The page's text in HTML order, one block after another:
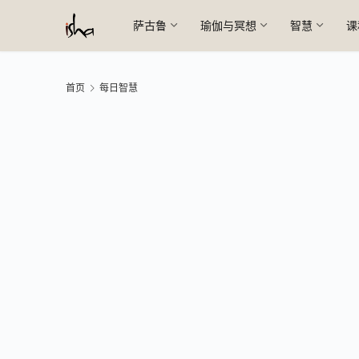
萨古鲁 瑜伽与冥想 智慧
首页 每日智慧